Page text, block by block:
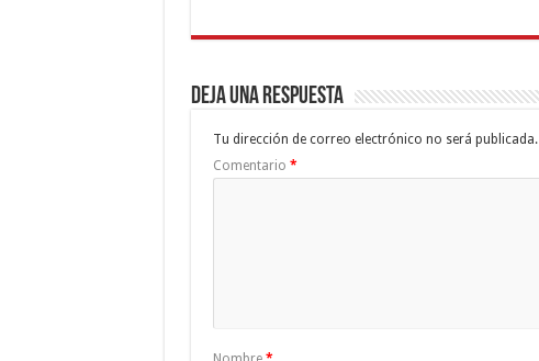
Deja una respuesta
Tu dirección de correo electrónico no será publicada.
Comentario *